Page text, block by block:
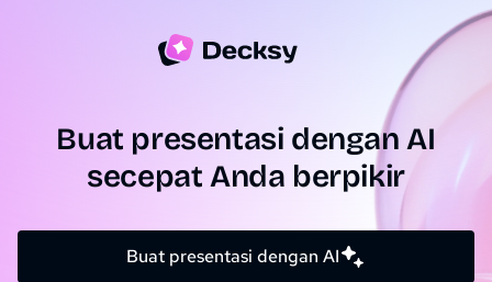
Buat presentasi dengan AI
secepat Anda berpikir
Buat presentasi dengan AI